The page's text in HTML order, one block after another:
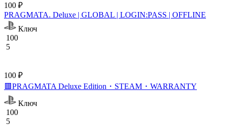
100 ₽
PRAGMATA. Deluxe | GLOBAL | LOGIN:PASS | OFFLINE
Ключ
100
5
100 ₽
🟥PRAGMATA Deluxe Edition・STEAM・WARRANTY
Ключ
100
5